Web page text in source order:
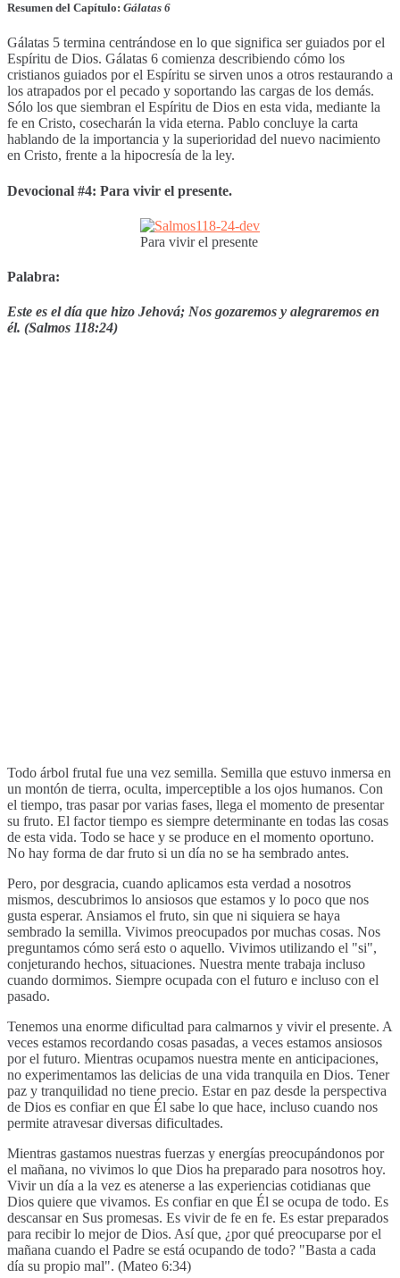
Resumen del Capítulo: Gálatas 6
Gálatas 5 termina centrándose en lo que significa ser guiados por el
Espíritu de Dios. Gálatas 6 comienza describiendo cómo los
cristianos guiados por el Espíritu se sirven unos a otros restaurando a
los atrapados por el pecado y soportando las cargas de los demás.
Sólo los que siembran el Espíritu de Dios en esta vida, mediante la
fe en Cristo, cosecharán la vida eterna. Pablo concluye la carta
hablando de la importancia y la superioridad del nuevo nacimiento
en Cristo, frente a la hipocresía de la ley.
Devocional #4: Para vivir el presente.
Para vivir el presente
Palabra:
Este es el día que hizo Jehová; Nos gozaremos y alegraremos en
él. (Salmos 118:24)
Todo árbol frutal fue una vez semilla. Semilla que estuvo inmersa en
un montón de tierra, oculta, imperceptible a los ojos humanos. Con
el tiempo, tras pasar por varias fases, llega el momento de presentar
su fruto. El factor tiempo es siempre determinante en todas las cosas
de esta vida. Todo se hace y se produce en el momento oportuno.
No hay forma de dar fruto si un día no se ha sembrado antes.
Pero, por desgracia, cuando aplicamos esta verdad a nosotros
mismos, descubrimos lo ansiosos que estamos y lo poco que nos
gusta esperar. Ansiamos el fruto, sin que ni siquiera se haya
sembrado la semilla. Vivimos preocupados por muchas cosas. Nos
preguntamos cómo será esto o aquello. Vivimos utilizando el "si",
conjeturando hechos, situaciones. Nuestra mente trabaja incluso
cuando dormimos. Siempre ocupada con el futuro e incluso con el
pasado.
Tenemos una enorme dificultad para calmarnos y vivir el presente. A
veces estamos recordando cosas pasadas, a veces estamos ansiosos
por el futuro. Mientras ocupamos nuestra mente en anticipaciones,
no experimentamos las delicias de una vida tranquila en Dios. Tener
paz y tranquilidad no tiene precio. Estar en paz desde la perspectiva
de Dios es confiar en que Él sabe lo que hace, incluso cuando nos
permite atravesar diversas dificultades.
Mientras gastamos nuestras fuerzas y energías preocupándonos por
el mañana, no vivimos lo que Dios ha preparado para nosotros hoy.
Vivir un día a la vez es atenerse a las experiencias cotidianas que
Dios quiere que vivamos. Es confiar en que Él se ocupa de todo. Es
descansar en Sus promesas. Es vivir de fe en fe. Es estar preparados
para recibir lo mejor de Dios. Así que, ¿por qué preocuparse por el
mañana cuando el Padre se está ocupando de todo? "Basta a cada
día su propio mal". (Mateo 6:34)